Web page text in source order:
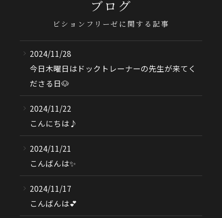
ブログ
ビションフリーゼに関する記事
2024/11/28
今日木曜日はドックトレーナーの先生が来てく
ださる日🐶
2024/11/22
こんにちは♪
2024/11/21
こんばんは✨
2024/11/17
こんばんは💕